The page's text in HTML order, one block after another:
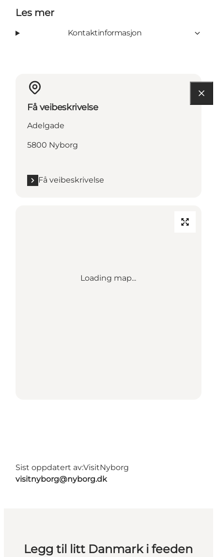
Les mer
Kontaktinformasjon
Få veibeskrivelse
Adelgade
5800 Nyborg
Få veibeskrivelse
Loading map...
Sist oppdatert av:VisitNyborg
visitnyborg@nyborg.dk
Legg til litt Danmark i feeden